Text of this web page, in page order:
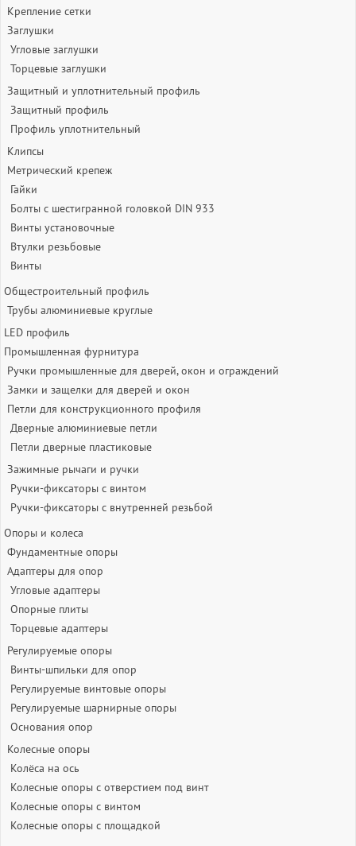
Крепление сетки
Заглушки
Угловые заглушки
Торцевые заглушки
Защитный и уплотнительный профиль
Защитный профиль
Профиль уплотнительный
Клипсы
Метрический крепеж
Гайки
Болты с шестигранной головкой DIN 933
Винты установочные
Втулки резьбовые
Винты
Общестроительный профиль
Трубы алюминиевые круглые
LED профиль
Промышленная фурнитура
Ручки промышленные для дверей, окон и ограждений
Замки и защелки для дверей и окон
Петли для конструкционного профиля
Дверные алюминиевые петли
Петли дверные пластиковые
Зажимные рычаги и ручки
Ручки-фиксаторы c винтом
Ручки-фиксаторы c внутренней резьбой
Опоры и колеса
Фундаментные опоры
Адаптеры для опор
Угловые адаптеры
Опорные плиты
Торцевые адаптеры
Регулируемые опоры
Винты-шпильки для опор
Регулируемые винтовые опоры
Регулируемые шарнирные опоры
Основания опор
Колесные опоры
Колёса на ось
Колесные опоры с отверстием под винт
Колесные опоры с винтом
Колесные опоры с площадкой